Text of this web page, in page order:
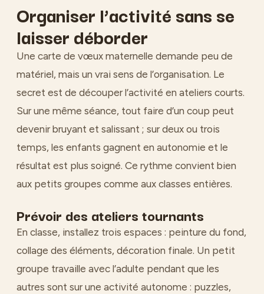
Organiser l’activité sans se
laisser déborder
Une carte de vœux maternelle demande peu de
matériel, mais un vrai sens de l’organisation. Le
secret est de découper l’activité en ateliers courts.
Sur une même séance, tout faire d’un coup peut
devenir bruyant et salissant ; sur deux ou trois
temps, les enfants gagnent en autonomie et le
résultat est plus soigné. Ce rythme convient bien
aux petits groupes comme aux classes entières.
Prévoir des ateliers tournants
En classe, installez trois espaces : peinture du fond,
collage des éléments, décoration finale. Un petit
groupe travaille avec l’adulte pendant que les
autres sont sur une activité autonome : puzzles,